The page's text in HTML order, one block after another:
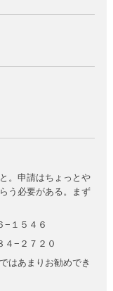
。申請はちょっとや
う必要がある。まず
１５４６
−２７２０
はあまりお勧めでき